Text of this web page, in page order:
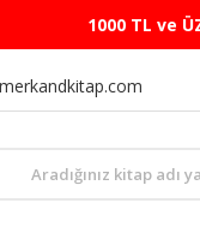
1000 TL ve